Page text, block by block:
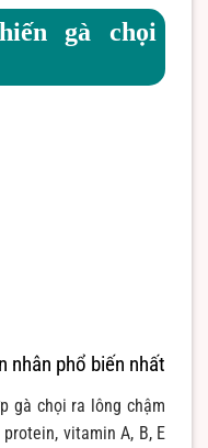
gà chọi
nhân phổ biến nhất
gà chọi ra lông chậm
vitamin A, B, E